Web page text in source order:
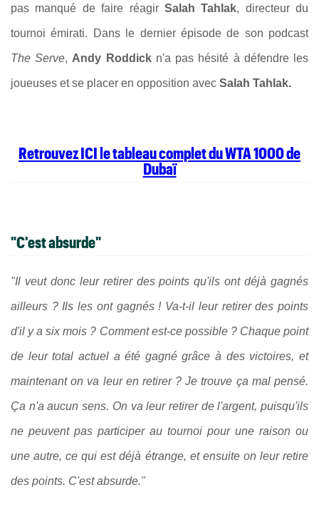
pas manqué de faire réagir Salah Tahlak, directeur du
tournoi émirati. Dans le dernier épisode de son podcast
The Serve, Andy Roddickn'a pas hésité à défendre les
joueuses et se placer en opposition avec Salah Tahlak.
Retrouvez ICI le tableau complet du WTA 1000 de
Dubaï
"C'est absurde"
"Il veut donc leur retirer des points qu'ils ont déjà gagnés
ailleurs ? Ils les ont gagnés ! Va-t-il leur retirer des points
d'il y a six mois ? Comment est-ce possible ? Chaque point
de leur total actuel a été gagné grâce à des victoires, et
maintenant on va leur en retirer ? Je trouve ça mal pensé.
Ça n'a aucun sens. On va leur retirer de l'argent, puisqu'ils
ne peuvent pas participer au tournoi pour une raison ou
une autre, ce qui est déjà étrange, et ensuite on leur retire
des points. C'est absurde."